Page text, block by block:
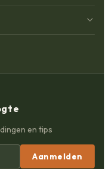
en tips
Aanmelden